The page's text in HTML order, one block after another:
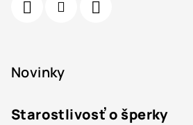
Novinky
Starostlivosť o šperky